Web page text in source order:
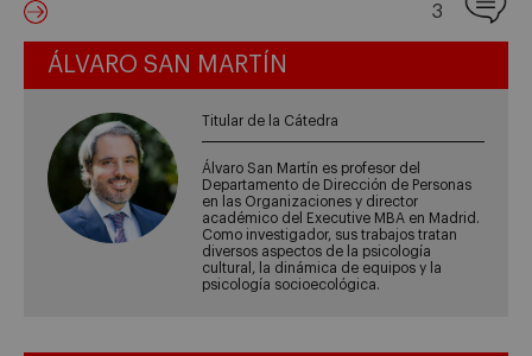
3
ÁLVARO SAN MARTÍN
Titular de la Cátedra
Álvaro San Martín es profesor del
Departamento de Dirección de Personas
en las Organizaciones y director
académico del Executive MBA en Madrid.
Como investigador, sus trabajos tratan
diversos aspectos de la psicología
cultural, la dinámica de equipos y la
psicología socioecológica.